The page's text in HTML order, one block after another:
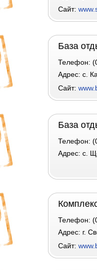
Сайт:
База
Телефон:
Адрес: c.
Сайт:
База
Телефон:
Адрес: с.
Телефон:
Адрес: г.
Сайт: